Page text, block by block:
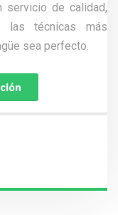
servicio de calidad,
las técnicas más
sea perfecto.